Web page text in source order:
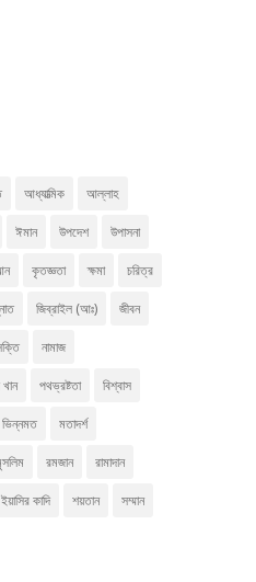
আধ্যাত্মিক আল্লাহ
ঈমান উপদেশ উপাসনা
কৃতজ্ঞতা ক্ষমা চরিত্র
জিব্রাইল (আঃ) জীবন
নামাজ
পথভ্রষ্টতা বিশ্বাস
ভিন্নমত মতাদর্শ
রমজান রামাদান
কাদি শয়তান সম্মান